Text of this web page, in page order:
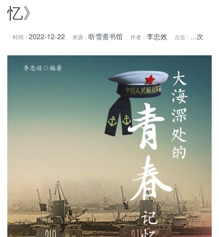
忆》
时间：2022-12-22 来源：听雪斋书馆 作者： 李忠效 点击： ...次